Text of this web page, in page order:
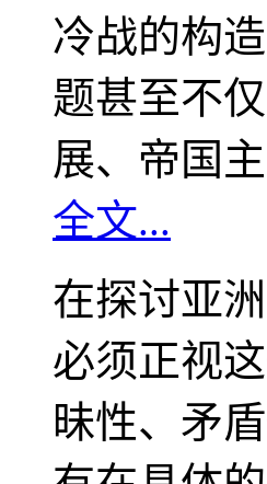
冷战的构
题甚至不
展、帝国
全文...
在探讨亚
必须正视
昧性、矛